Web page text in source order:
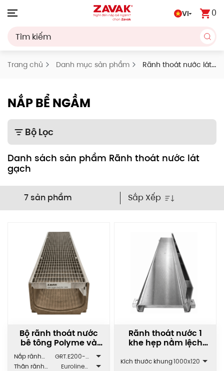
VI 0
Trang chủ Danh mục sản phẩm
Rãnh thoát nước lát
NẮP BỂ NGẦM
Bộ Lọc
Danh sách sản phẩm Rãnh thoát nước lát
gạch
7 sản phẩm Sắp Xếp
Bộ rãnh thoát nước
bê tông Polyme và
Inox GRT/SLT.E200
Nắp rãnh
ZAVAK
GRT.E200-
2AZ.232.1000
Thân rãnh
Euroline
Rãnh thoát nước 1
khe hẹp nằm lệch
Kích thước khung1000x120